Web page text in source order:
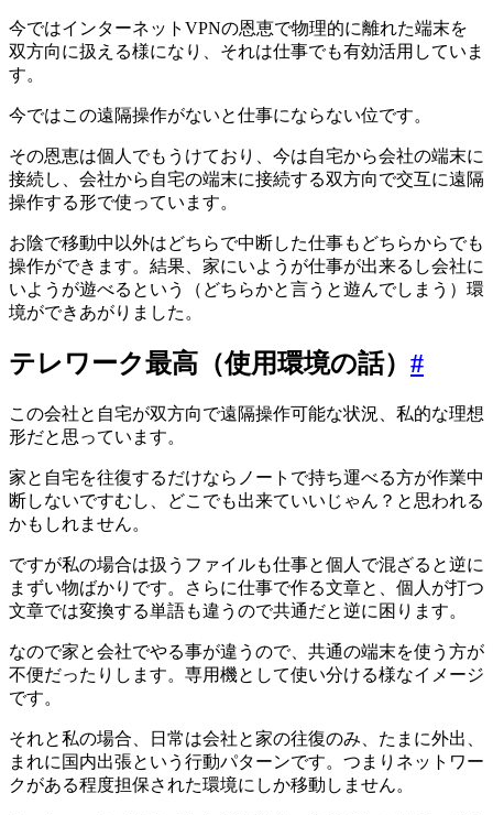
今ではインターネットVPNの恩恵で物理的に離れた端末を
双方向に扱える様になり、それは仕事でも有効活用していま
す。
今ではこの遠隔操作がないと仕事にならない位です。
その恩恵は個人でもうけており、今は自宅から会社の端末に
接続し、会社から自宅の端末に接続する双方向で交互に遠隔
操作する形で使っています。
お陰で移動中以外はどちらで中断した仕事もどちらからでも
操作ができます。結果、家にいようが仕事が出来るし会社に
いようが遊べるという（どちらかと言うと遊んでしまう）環
境ができあがりました。
テレワーク最高（使用環境の話） #
この会社と自宅が双方向で遠隔操作可能な状況、私的な理想
形だと思っています。
家と自宅を往復するだけならノートで持ち運べる方が作業中
断しないですむし、どこでも出来ていいじゃん？と思われる
かもしれません。
ですが私の場合は扱うファイルも仕事と個人で混ざると逆に
まずい物ばかりです。さらに仕事で作る文章と、個人が打つ
文章では変換する単語も違うので共通だと逆に困ります。
なので家と会社でやる事が違うので、共通の端末を使う方が
不便だったりします。専用機として使い分ける様なイメージ
です。
それと私の場合、日常は会社と家の往復のみ、たまに外出、
まれに国内出張という行動パターンです。つまりネットワー
クがある程度担保された環境にしか移動しません。